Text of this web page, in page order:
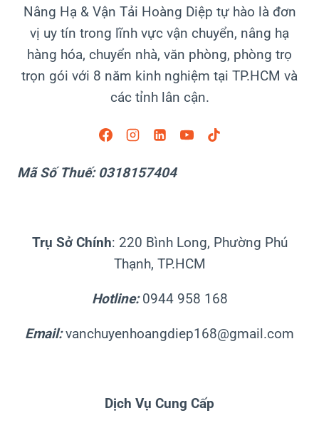
Nâng Hạ & Vận Tải Hoàng Diệp tự hào là đơn
vị uy tín trong lĩnh vực vận chuyển, nâng hạ
hàng hóa, chuyển nhà, văn phòng, phòng trọ
trọn gói với 8 năm kinh nghiệm tại TP.HCM và
các tỉnh lân cận.
Mã Số Thuế: 0318157404
Trụ Sở Chính: 220 Bình Long, Phường Phú
Thạnh, TP.HCM
Hotline:0944 958 168
Email:vanchuyenhoangdiep168@gmail.com
Dịch Vụ Cung Cấp